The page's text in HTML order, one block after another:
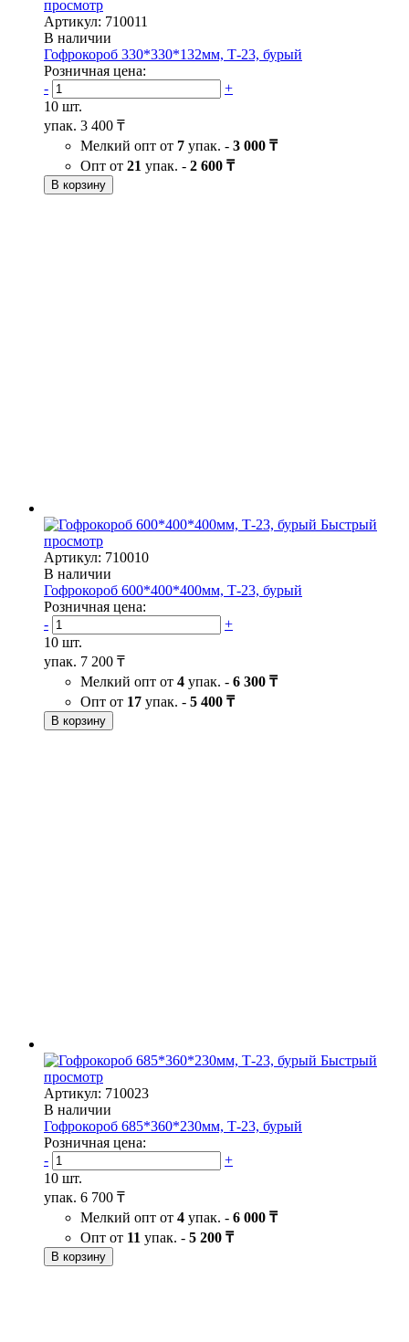
просмотр
Артикул: 710011
В наличии
Гофрокороб 330*330*132мм, Т-23, бурый
Розничная цена:
-
+
10 шт.
упак. 3 400 ₸
Мелкий опт от 7 упак. - 3 000 ₸
Опт от 21 упак. - 2 600 ₸
В корзину
Быстрый
просмотр
Артикул: 710010
В наличии
Гофрокороб 600*400*400мм, Т-23, бурый
Розничная цена:
-
+
10 шт.
упак. 7 200 ₸
Мелкий опт от 4 упак. - 6 300 ₸
Опт от 17 упак. - 5 400 ₸
В корзину
Быстрый
просмотр
Артикул: 710023
В наличии
Гофрокороб 685*360*230мм, Т-23, бурый
Розничная цена:
-
+
10 шт.
упак. 6 700 ₸
Мелкий опт от 4 упак. - 6 000 ₸
Опт от 11 упак. - 5 200 ₸
В корзину